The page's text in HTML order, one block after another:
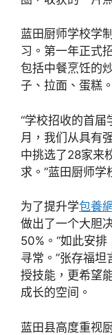
蓝田厨师学校学
习。第一年正式
包括中餐烹饪的
子、拉面、蛋糕。
“学校招收的首
月，我们从具有
中挑选了28家来
求。”蓝田厨师学
为了提升学包養網
做出了一个大胆
50%。“如此安
寻常。”张存福
授技能，更希望
成长的空间。
蓝田县高度重视